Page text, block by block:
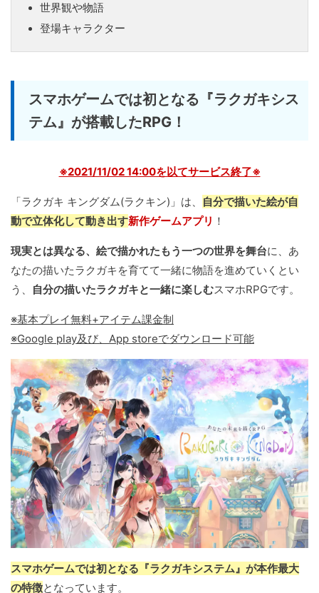
世界観や物語
登場キャラクター
スマホゲームでは初となる『ラクガキシス
テム』が搭載したRPG！
※2021/11/02 14:00を以てサービス終了※
「ラクガキ キングダム(ラクキン)」は、
自分で描いた絵が自
動で立体化して動き出す新作ゲームアプリ ！
現実とは異なる、絵で描かれたもう一つの世界を舞台に、あ
なたの描いたラクガキを育てて一緒に物語を進めていくとい
う、
自分の描いたラクガキと一緒に楽しむスマホRPGです。
※基本プレイ無料+アイテム課金制
※Google play及び、App storeでダウンロード可能
スマホゲームでは初となる『ラクガキシステム』が本作最大
の特徴となっています。